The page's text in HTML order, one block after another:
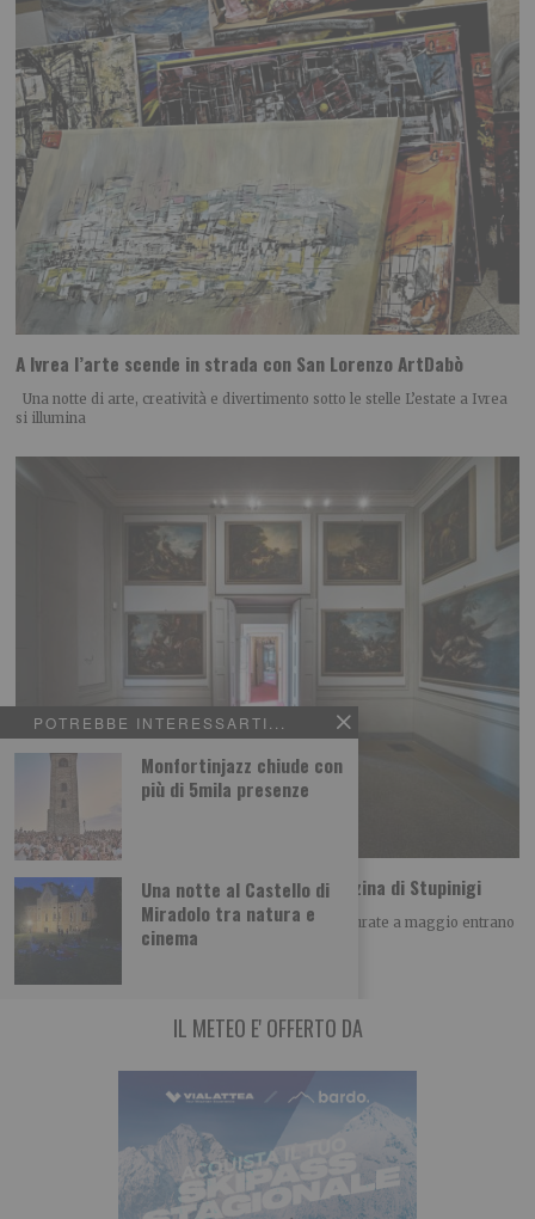
POTREBBE INTERESSARTI...
Monfortinjazz chiude con
più di 5mila presenze
Una notte al Castello di
Miradolo tra natura e
cinema
A Ivrea l’arte scende in strada con San Lorenzo ArtDabò
Una notte di arte, creatività e divertimento sotto le stelle L’estate a Ivrea
si illumina
Due nuove sale, tutte da vedere, alla Palazzina di Stupinigi
Sono la “Sala Crivelli” e la “Sala Principini”: inaugurate a maggio entrano
nel percorso di visita
IL METEO E' OFFERTO DA